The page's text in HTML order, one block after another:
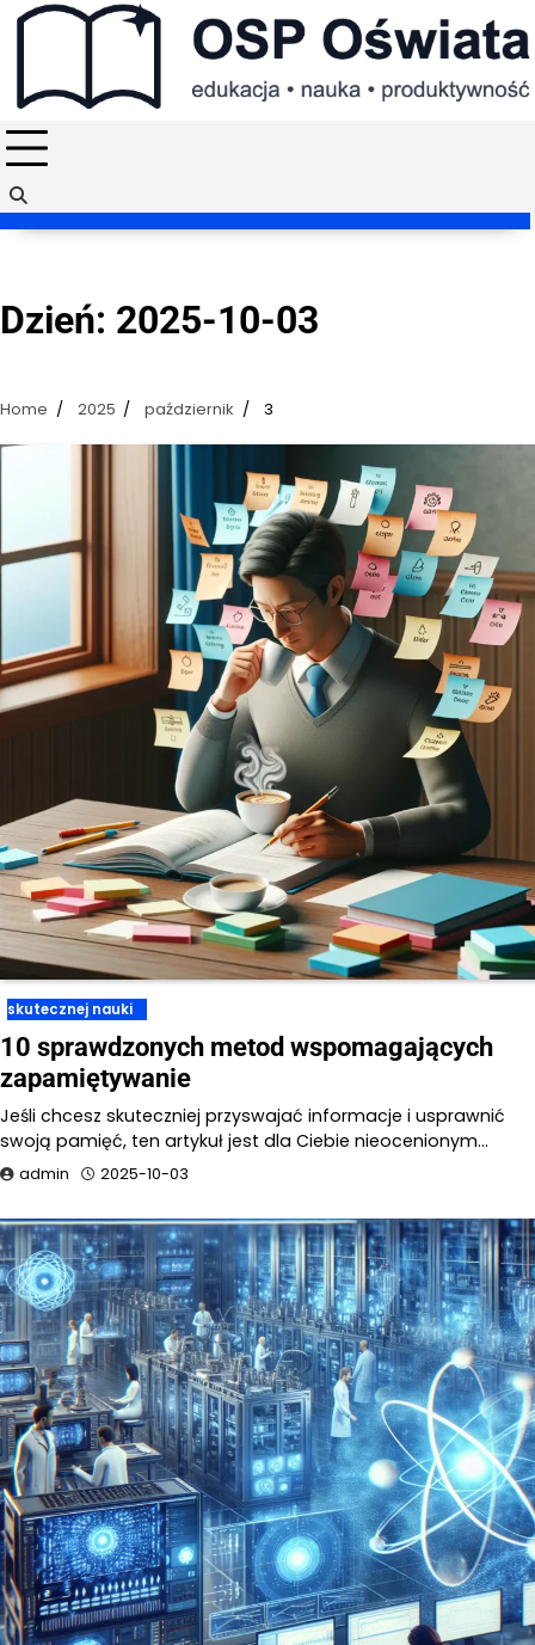
Skip
Dzień: 2025-10-03
Home 2025 październik 3
skutecznej nauki
10 sprawdzonych metod wspomagających
zapamiętywanie
Jeśli chcesz skuteczniej przyswajać informacje i usprawnić
swoją pamięć, ten artykuł jest dla Ciebie nieocenionym…
admin 2025-10-03